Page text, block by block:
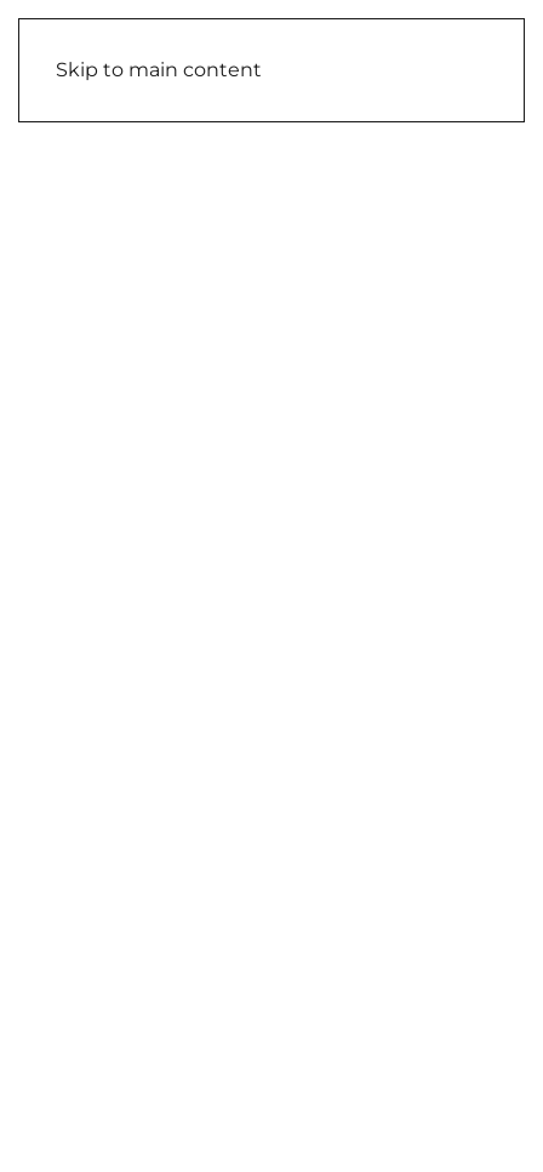
Skip to main content